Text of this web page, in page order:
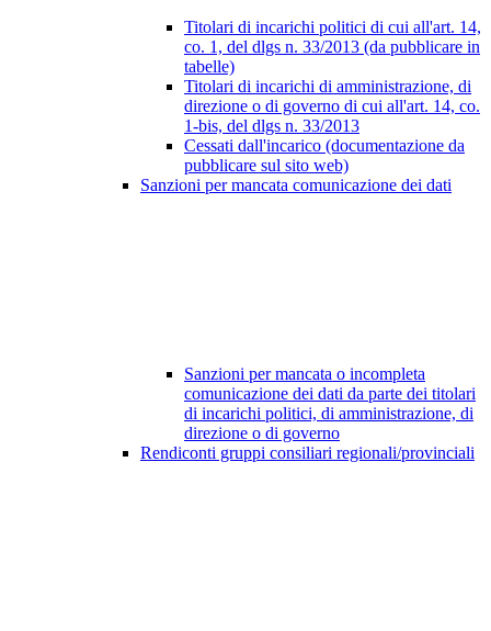
Titolari di incarichi politici di cui all'art. 14,
co. 1, del dlgs n. 33/2013 (da pubblicare in
tabelle)
Titolari di incarichi di amministrazione, di
direzione o di governo di cui all'art. 14, co.
1-bis, del dlgs n. 33/2013
Cessati dall'incarico (documentazione da
pubblicare sul sito web)
Sanzioni per mancata comunicazione dei dati
Sanzioni per mancata o incompleta
comunicazione dei dati da parte dei titolari
di incarichi politici, di amministrazione, di
direzione o di governo
Rendiconti gruppi consiliari regionali/provinciali